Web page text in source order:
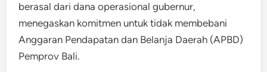
berasal dari dana operasional gubernur,
menegaskan komitmen untuk tidak membebani
Anggaran Pendapatan dan Belanja Daerah (APBD)
Pemprov Bali.